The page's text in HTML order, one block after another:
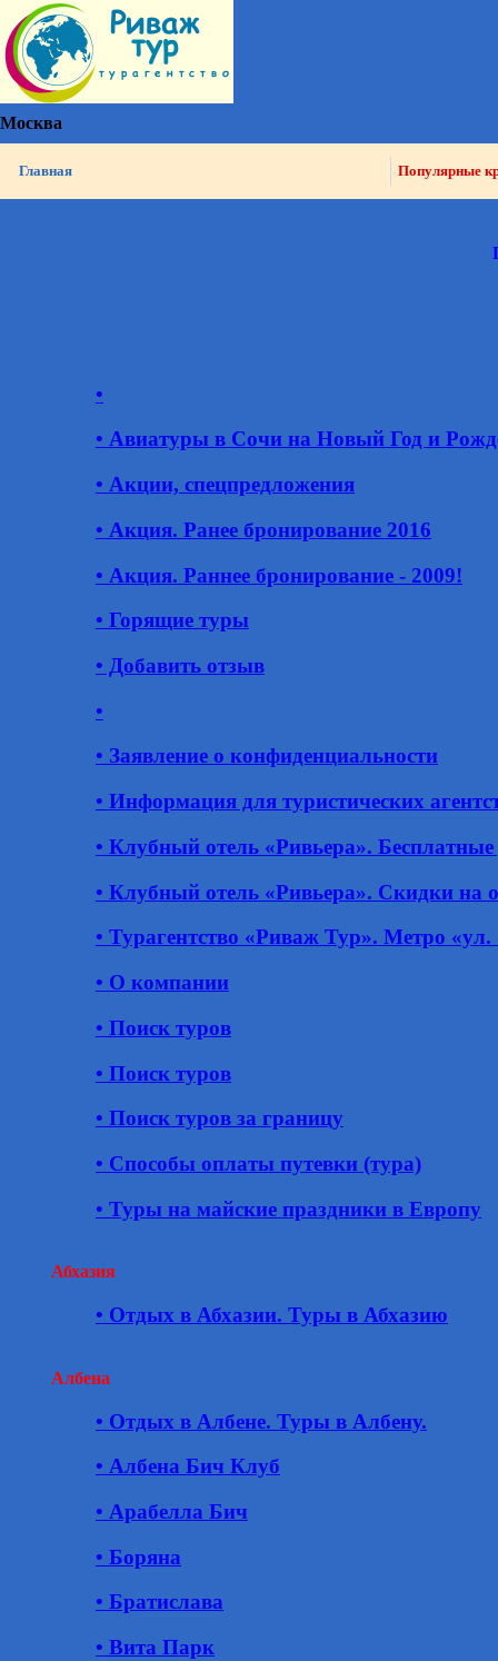
Москва
Главная Популярные
•
• Авиатуры в Сочи на Новый Год и
• Акции, спецпредложения
• Акция. Ранее бронирование 2016
• Акция. Раннее бронирование - 2009!
• Горящие туры
• Добавить отзыв
•
• Заявление о конфиденциальности
• Информация для туристических
• Клубный отель «Ривьера».
• Клубный отель «Ривьера». Скидки на
• Турагентство «Риваж Тур». Метро «ул.
• О компании
• Поиск туров
• Поиск туров
• Поиск туров за границу
• Способы оплаты путевки (тура)
• Туры на майские праздники в Европу
Абхазия
• Отдых в Абхазии. Туры в Абхазию
Албена
• Отдых в Албене. Туры в Албену.
• Албена Бич Клуб
• Арабелла Бич
• Боряна
• Братислава
• Вита Парк